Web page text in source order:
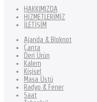
HAKKIMIZDA
HİZMETLERİMİZ
İLETİŞİM
Ajanda & Bloknot
Çanta
Deri Ürün
Kalem
Kişisel
Masa Üstü
Radyo & Fener
Saat